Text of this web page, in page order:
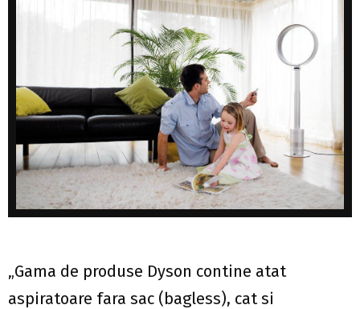
„Gama de produse Dyson contine atat
aspiratoare fara sac (bagless), cat si